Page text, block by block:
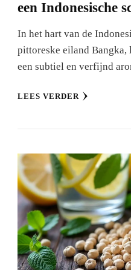
een Indonesische
In het hart van de
pittoreske eiland Bangka,
een subtiel en verfijnd
LEES VERDER